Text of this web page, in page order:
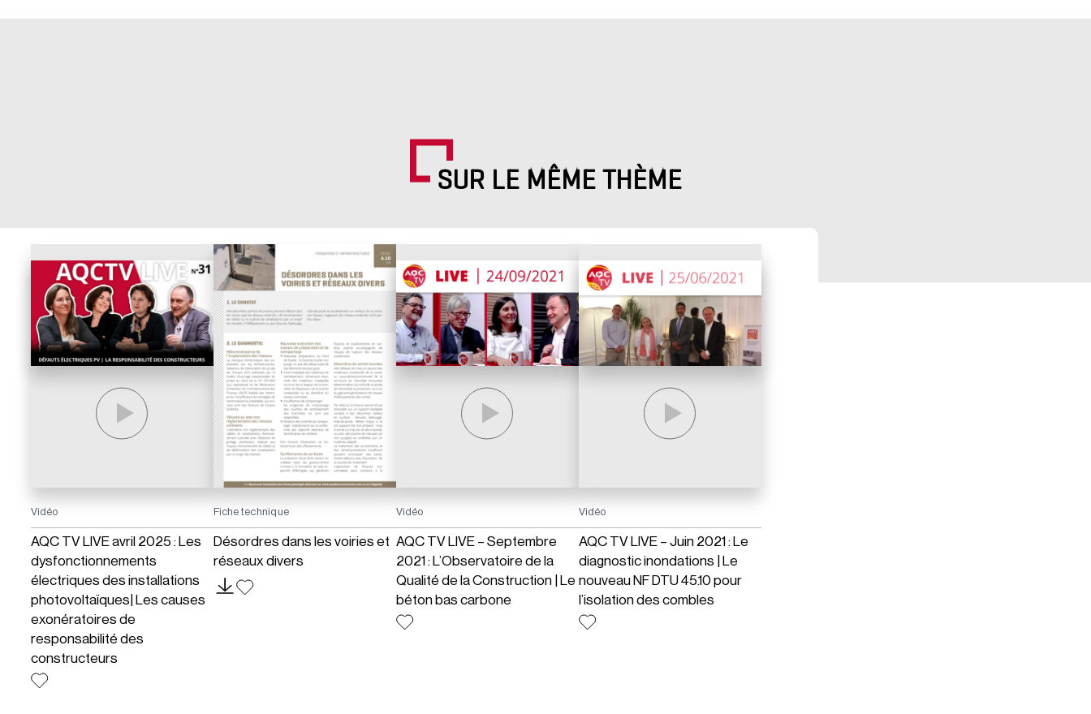
SUR LE MÊME THÈME
Vidéo
AQC TV LIVE avril 2025 : Les
dysfonctionnements
électriques des installations
photovoltaïques| Les causes
exonératoires de
responsabilité des
constructeurs
Fiche technique
Désordres dans les voiries et
réseaux divers
Vidéo
AQC TV LIVE – Septembre
2021 : L’Observatoire de la
Qualité de la Construction | Le
béton bas carbone
Vidéo
AQC TV LIVE – Juin 2021 : Le
diagnostic inondations | Le
nouveau NF DTU 45.10 pour
l’isolation des combles